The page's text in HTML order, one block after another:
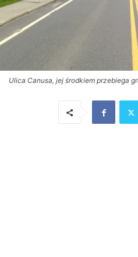
Ulica Canusa, jej środkiem przebiega